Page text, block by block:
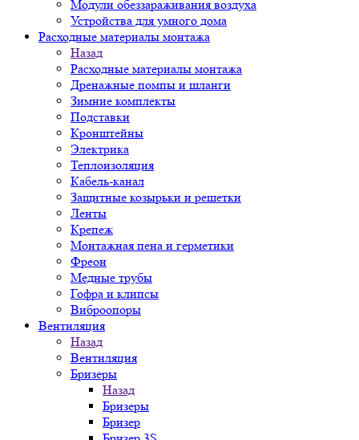
Модули обеззараживания воздуха
Устройства для умного дома
Расходные материалы монтажа
Назад
Расходные материалы монтажа
Дренажные помпы и шланги
Зимние комплекты
Подставки
Кронштейны
Электрика
Теплоизоляция
Кабель-канал
Защитные козырьки и решетки
Ленты
Крепеж
Монтажная пена и герметики
Фреон
Медные трубы
Гофра и клипсы
Виброопоры
Вентиляция
Назад
Вентиляция
Бризеры
Назад
Бризеры
Бризер